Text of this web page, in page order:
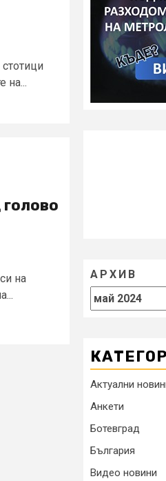
на...
на
АРХИВ
Актуални
Анкети
Ботевград
България
Видео новини